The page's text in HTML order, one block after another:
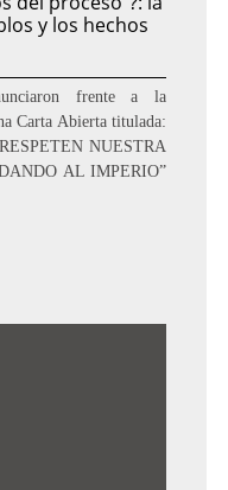
y los hechos
frente a la
Carta Abierta titulada:
NUESTRA
AL IMPERIO”